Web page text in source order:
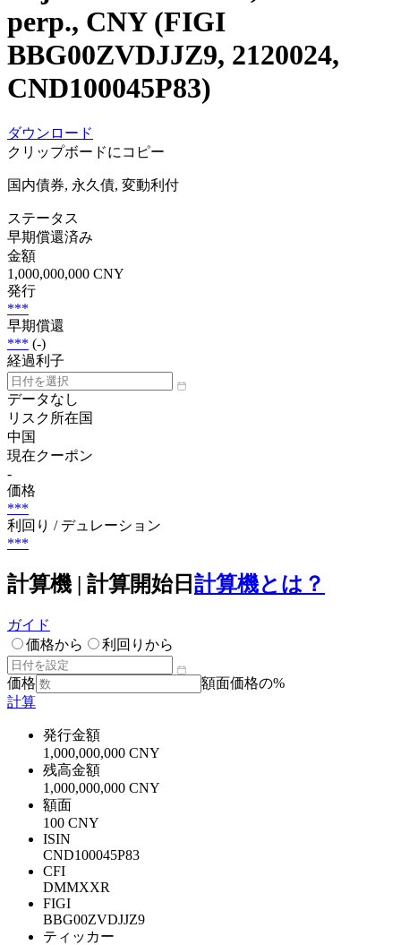
perp., CNY (FIGI
BBG00ZVDJJZ9, 2120024,
CND100045P83)
ダウンロード
クリップボードにコピー
国内債券, 永久債, 変動利付
ステータス
早期償還済み
金額
1,000,000,000 CNY
発行
***
早期償還
*** (-)
経過利子
データなし
リスク所在国
中国
現在クーポン
-
価格
***
利回り / デュレーション
***
計算機 | 計算開始日 計算機とは？
ガイド
価格から
利回りから
価格
額面価格の%
計算
発行金額
1,000,000,000 CNY
残高金額
1,000,000,000 CNY
額面
100 CNY
ISIN
CND100045P83
CFI
DMMXXR
FIGI
BBG00ZVDJJZ9
ティッカー